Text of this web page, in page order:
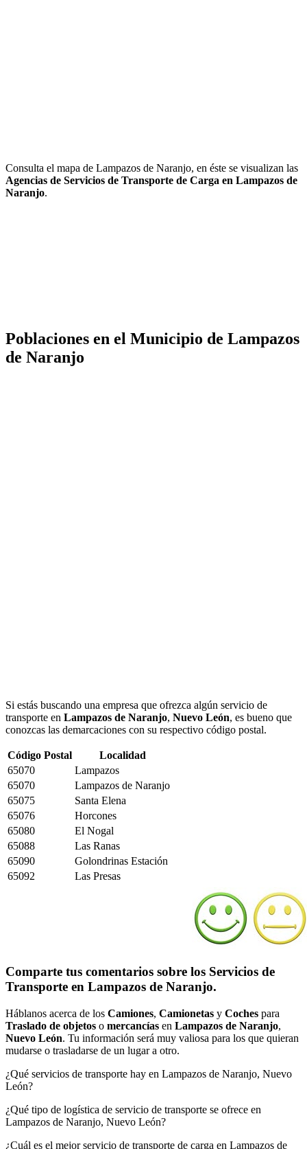
Consulta el mapa de Lampazos de Naranjo, en éste se visualizan las
Agencias de Servicios de Transporte de Carga en Lampazos de
Naranjo.
Poblaciones en el Municipio de Lampazos
de Naranjo
Si estás buscando una empresa que ofrezca algún servicio de
transporte en Lampazos de Naranjo, Nuevo León, es bueno que
conozcas las demarcaciones con su respectivo código postal.
Código Postal
Localidad
65070
Lampazos
65070
Lampazos de Naranjo
65075
Santa Elena
65076
Horcones
65080
El Nogal
65088
Las Ranas
65090
Golondrinas Estación
65092
Las Presas
Comparte tus comentarios sobre los Servicios de
Transporte en Lampazos de Naranjo.
Háblanos acerca de los Camiones, Camionetas y Coches para
Traslado de objetos o mercancías en Lampazos de Naranjo,
Nuevo León. Tu información será muy valiosa para los que quieran
mudarse o trasladarse de un lugar a otro.
¿Qué servicios de transporte hay en Lampazos de Naranjo, Nuevo
León?
¿Qué tipo de logística de servicio de transporte se ofrece en
Lampazos de Naranjo, Nuevo León?
¿Cuál es el mejor servicio de transporte de carga en Lampazos de